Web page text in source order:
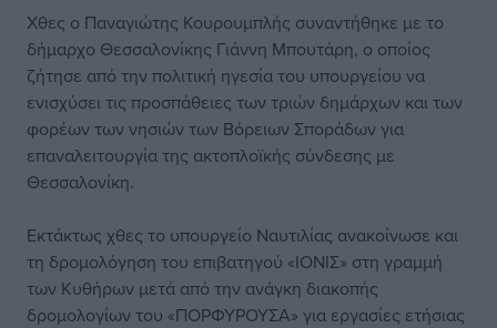
Χθες ο Παναγιώτης Κουρουμπλής συναντήθηκε με το
δήμαρχο Θεσσαλονίκης Γιάννη Μπουτάρη, ο οποίος
ζήτησε από την πολιτική ηγεσία του υπουργείου να
ενισχύσει τις προσπάθειες των τριών δημάρχων και των
φορέων των νησιών των Βόρειων Σποράδων για
επαναλειτουργία της ακτοπλοϊκής σύνδεσης με
Θεσσαλονίκη.
Εκτάκτως χθες το υπουργείο Ναυτιλίας ανακοίνωσε και
τη δρομολόγηση του επιβατηγού «ΙΟΝΙΣ» στη γραμμή
των Κυθήρων μετά από την ανάγκη διακοπής
δρομολογίων του «ΠΟΡΦΥΡΟΥΣΑ» για εργασίες ετήσιας